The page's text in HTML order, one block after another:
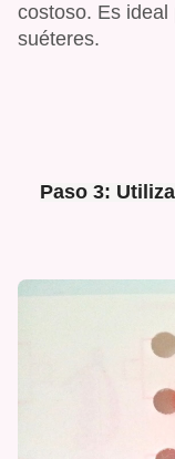
costoso. Es
suéteres.
Paso 3: